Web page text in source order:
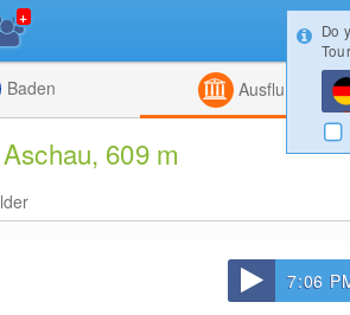
Kombiniert
+
Baden Ausflugsziele
609 m
7:06
Do